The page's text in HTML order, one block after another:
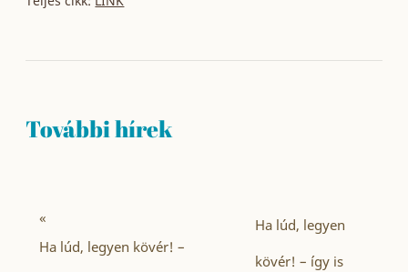
További hírek
«
Ha lúd, legyen kövér! –
Ha lúd, legyen
kövér! – így is